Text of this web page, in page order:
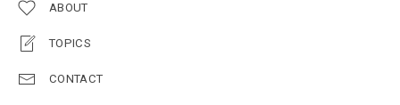
ABOUT
TOPICS
CONTACT